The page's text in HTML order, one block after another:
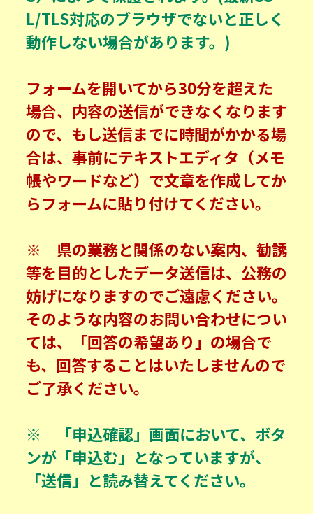
L/TLS対応のブラウザでないと正しく
動作しない場合があります。)
フォームを開いてから30分を超えた
場合、内容の送信ができなくなります
ので、もし送信までに時間がかかる場
合は、事前にテキストエディタ（メモ
帳やワードなど）で文章を作成してか
らフォームに貼り付けてください。
※ 県の業務と関係のない案内、勧誘
等を目的としたデータ送信は、公務の
妨げになりますのでご遠慮ください。
そのような内容のお問い合わせについ
ては、「回答の希望あり」の場合で
も、回答することはいたしませんので
ご了承ください。
※ 「申込確認」画面において、ボタ
ンが「申込む」となっていますが、
「送信」と読み替えてください。